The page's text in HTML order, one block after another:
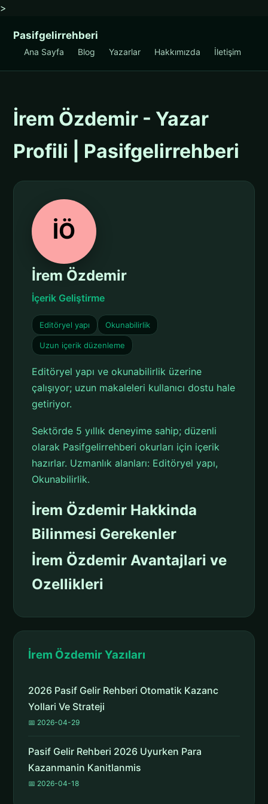
>
Pasifgelirrehberi
Ana Sayfa Blog Yazarlar Hakkımızda İletişim
İrem Özdemir - Yazar
Profili | Pasifgelirrehberi
İÖ
İrem Özdemir
İçerik Geliştirme
Editöryel yapı Okunabilirlik
Uzun içerik düzenleme
Editöryel yapı ve okunabilirlik üzerine
çalışıyor; uzun makaleleri kullanıcı dostu hale
getiriyor.
Sektörde 5 yıllık deneyime sahip; düzenli
olarak Pasifgelirrehberi okurları için içerik
hazırlar. Uzmanlık alanları: Editöryel yapı,
Okunabilirlik.
İrem Özdemir Hakkinda
Bilinmesi Gerekenler
İrem Özdemir Avantajlari ve
Ozellikleri
İrem Özdemir Yazıları
2026 Pasif Gelir Rehberi Otomatik Kazanc
Yollari Ve Strateji
📅 2026-04-29
Pasif Gelir Rehberi 2026 Uyurken Para
Kazanmanin Kanitlanmis
📅 2026-04-18